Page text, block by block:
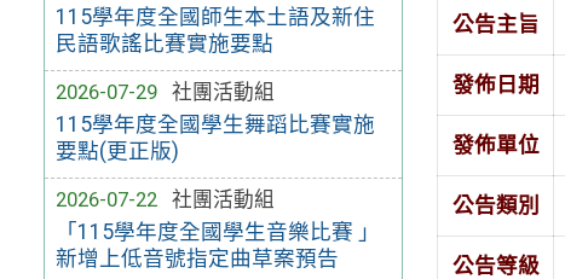
115學年度全國師生本土語及新住
民語歌謠比賽實施要點
2026-07-29
社團活動組
115學年度全國學生舞蹈比賽實施
要點(更正版)
2026-07-22
社團活動組
「115學年度全國學生音樂比賽 」
新增上低音號指定曲草案預告
公告主旨
發佈日期
發佈單位
公告類別
公告等級